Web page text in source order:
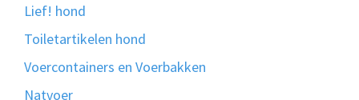
Lief! hond
Toiletartikelen hond
Voercontainers en Voerbakken
Natvoer